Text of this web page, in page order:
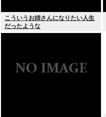
こういうお姉さんになりたい人生
だったような